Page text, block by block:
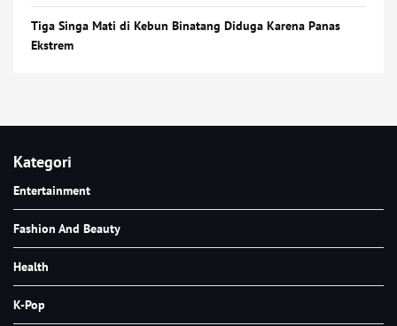
Tiga Singa Mati di Kebun Binatang Diduga Karena Panas
Ekstrem
Kategori
Entertainment
Fashion And Beauty
Health
K-Pop